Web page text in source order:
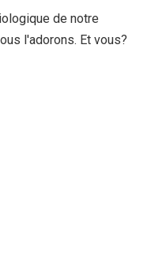
de notre
l'adorons. Et vous?